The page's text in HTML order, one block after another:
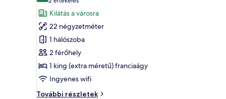
képének
megtekintése:
Szoba,
king
(extra
méretű)
franciaágy,
értékelés)
Kilátás a városra
22 négyzetméter
1 hálószoba
2 férőhely
1 king (extra méretű) franciaágy
Ingyenes wifi
További részletek
Szoba,